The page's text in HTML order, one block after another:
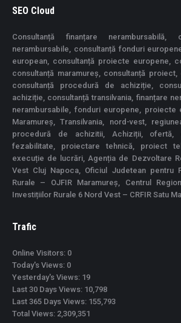
SEO Cloud
Consultanță finanțare nerambursabilă,
nerambursabile, consultanță fonduri
european, consultanță proiecte europene,
consultanță maramureș, consultanță
consultanță procedură de achiziție,
achiziție, consultanță transilvania, finanțare
nerambursabile, fonduri europene, proiecte
Maramureș, Transilvania, nord-vest,
procedură de achizitii, Achiziții, ofertă,
fezabilitate, proiectare tehnică, proiect
execuție de lucrări, Agenția de Dezvoltare
Vest Cluj Napoca, Oficiul Judetean pentru
Rurale – OJFIR Maramureș, Centrul
Investițiilor Rurale 6 Nord Vest – CRFIR Satu
Trafic
Online Visitors: 0
Today's Views: 0
Yesterday's Views: 19
Last 30 Days Views: 10,798
Last 365 Days Views: 155,793
Total Views: 2,309,351